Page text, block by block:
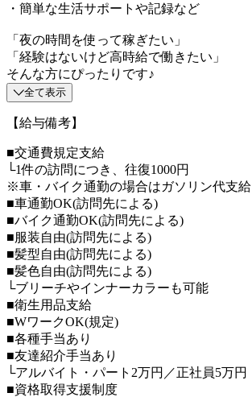
・簡単な生活サポートや記録など
「夜の時間を使って稼ぎたい」
「経験はないけど高時給で働きたい」
そんな方にぴったりです♪
全て表示
【給与備考】
■交通費規定支給
└1件の訪問につき、往復1000円
※車・バイク通勤の場合はガソリン代支給
■車通勤OK(訪問先による)
■バイク通勤OK(訪問先による)
■服装自由(訪問先による)
■髪型自由(訪問先による)
■髪色自由(訪問先による)
└ブリーチやインナーカラーも可能
■衛生用品支給
■WワークOK(規定)
■各種手当あり
■友達紹介手当あり
└アルバイト・パート2万円／正社員5万円
■資格取得支援制度